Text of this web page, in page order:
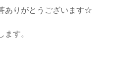
ありがとうございます☆
す。